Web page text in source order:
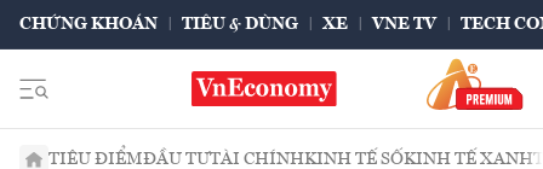
CHỨNG KHOÁN TIÊU & DÙNG XE VNE TV TECH
TIÊU ĐIỂMĐẦU TƯTÀI CHÍNHKINH TẾ SỐKINH TẾ XANH